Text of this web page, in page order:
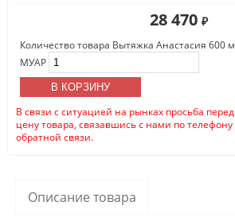
28 470 ₽
Количество товара Вытяжка Анастасия
МУАР
В КОРЗИНУ
В связи с ситуацией на рынках просьба
цену товара, связавшись с нами по
обратной связи.
Описание товара